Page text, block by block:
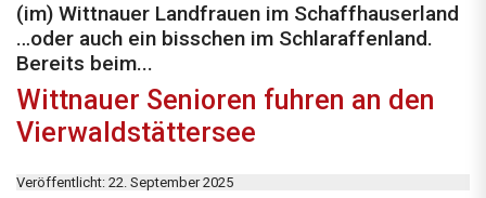
(im) Wittnauer Landfrauen im Schaffhauserland
…oder auch ein bisschen im Schlaraffenland.
Bereits beim...
Wittnauer Senioren fuhren an den
Vierwaldstättersee
Veröffentlicht: 22. September 2025